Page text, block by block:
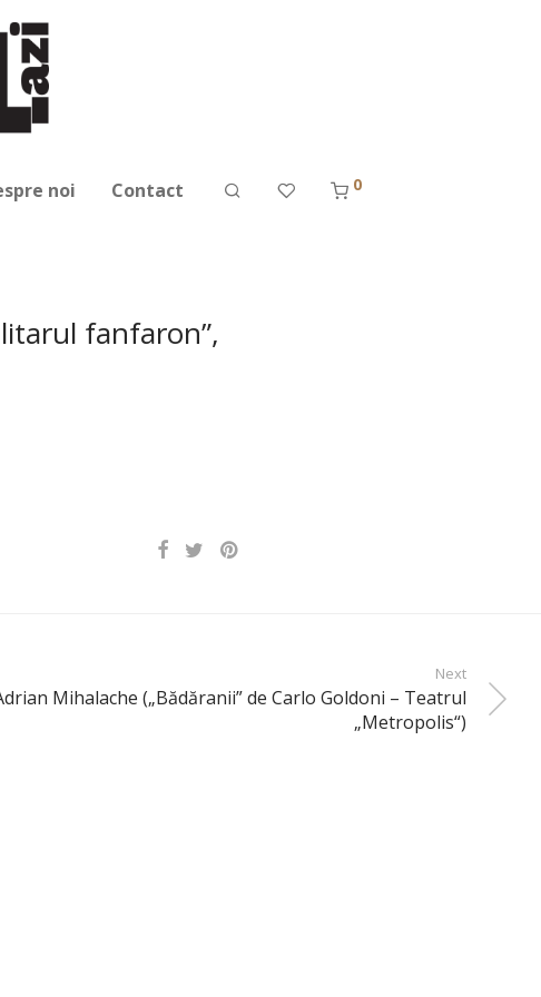
noi Contact 0
fanfaron”,
Next
Mihalache („Bădăranii” de Carlo Goldoni – Teatrul
„Metropolis“)